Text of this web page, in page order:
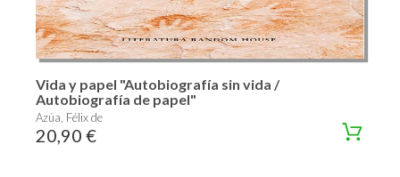
Vida y papel "Autobiografía sin vida /
Autobiografía de papel"
Azúa, Félix de
20,90 €